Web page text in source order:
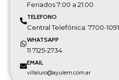
Feriados 7:00 a 21:00
TELEFONO
Central Telefónica: 7700-1091
WHATSAPP
11 7125-2734
EMAIL
villaluro@ayulem.com.ar